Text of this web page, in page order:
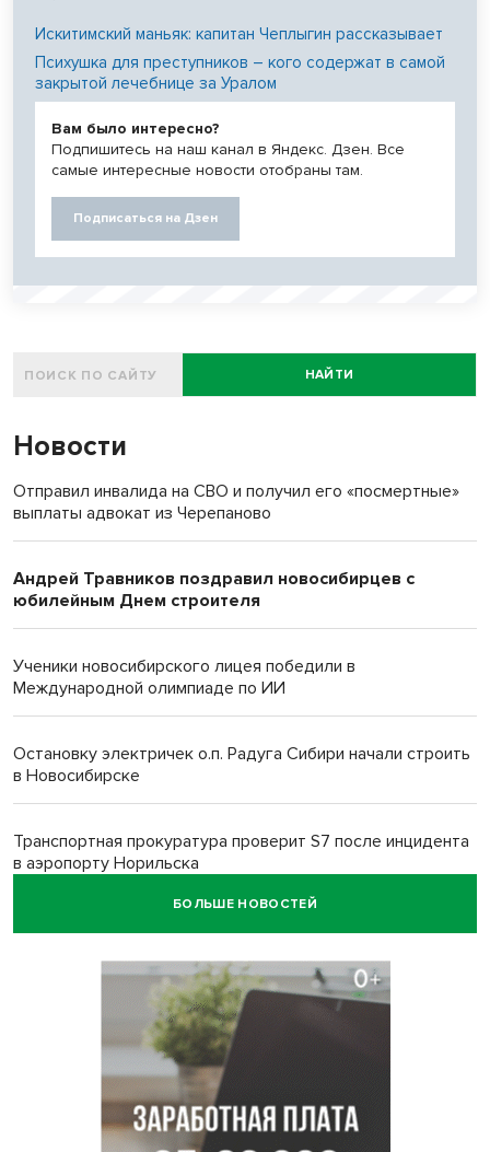
Искитимский маньяк: капитан Чеплыгин рассказывает
Психушка для преступников – кого содержат в самой
закрытой лечебнице за Уралом
Вам было интересно?
Подпишитесь на наш канал в Яндекс. Дзен. Все
самые интересные новости отобраны там.
Подписаться на Дзен
НАЙТИ
Новости
Отправил инвалида на СВО и получил его «посмертные»
выплаты адвокат из Черепаново
Андрей Травников поздравил новосибирцев с
юбилейным Днем строителя
Ученики новосибирского лицея победили в
Международной олимпиаде по ИИ
Остановку электричек о.п. Радуга Сибири начали строить
в Новосибирске
Транспортная прокуратура проверит S7 после инцидента
в аэропорту Норильска
500 литров ухи сварили новосибирцам на
Под Новосибирском двое пострадали в ДТП с
перевернувшейся «ГАЗелью»
Легендарный хоккеист Тарасенко вернулся к брату в
Новосибирск
БОЛЬШЕ НОВОСТЕЙ